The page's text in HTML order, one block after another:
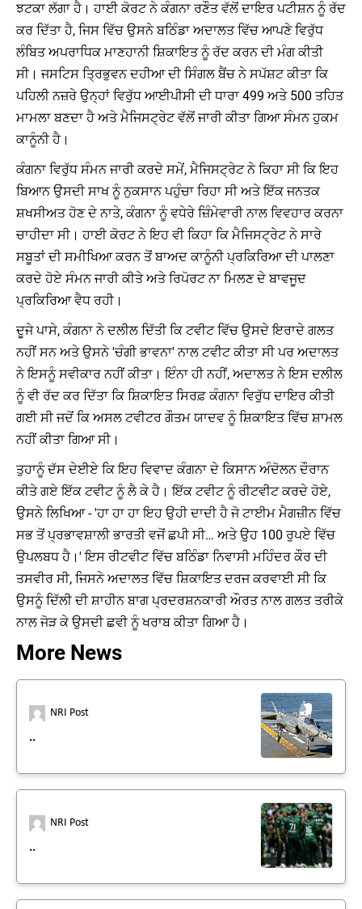
ਝਟਕਾ ਲੱਗਾ ਹੈ। ਹਾਈ ਕੋਰਟ ਨੇ ਕੰਗਨਾ ਰਣੌਤ ਵੱਲੋਂ ਦਾਇਰ ਪਟੀਸ਼ਨ ਨੂੰ ਰੱਦ
ਕਰ ਦਿੱਤਾ ਹੈ, ਜਿਸ ਵਿੱਚ ਉਸਨੇ ਬਠਿੰਡਾ ਅਦਾਲਤ ਵਿੱਚ ਆਪਣੇ ਵਿਰੁੱਧ
ਲੰਬਿਤ ਅਪਰਾਧਿਕ ਮਾਣਹਾਨੀ ਸ਼ਿਕਾਇਤ ਨੂੰ ਰੱਦ ਕਰਨ ਦੀ ਮੰਗ ਕੀਤੀ
ਸੀ। ਜਸਟਿਸ ਤ੍ਰਿਭੁਵਨ ਦਹੀਆ ਦੀ ਸਿੰਗਲ ਬੈਂਚ ਨੇ ਸਪੱਸ਼ਟ ਕੀਤਾ ਕਿ
ਪਹਿਲੀ ਨਜ਼ਰੇ ਉਨ੍ਹਾਂ ਵਿਰੁੱਧ ਆਈਪੀਸੀ ਦੀ ਧਾਰਾ 499 ਅਤੇ 500 ਤਹਿਤ
ਮਾਮਲਾ ਬਣਦਾ ਹੈ ਅਤੇ ਮੈਜਿਸਟ੍ਰੇਟ ਵੱਲੋਂ ਜਾਰੀ ਕੀਤਾ ਗਿਆ ਸੰਮਨ ਹੁਕਮ
ਕਾਨੂੰਨੀ ਹੈ।
ਕੰਗਨਾ ਵਿਰੁੱਧ ਸੰਮਨ ਜਾਰੀ ਕਰਦੇ ਸਮੇਂ, ਮੈਜਿਸਟ੍ਰੇਟ ਨੇ ਕਿਹਾ ਸੀ ਕਿ ਇਹ
ਬਿਆਨ ਉਸਦੀ ਸਾਖ ਨੂੰ ਨੁਕਸਾਨ ਪਹੁੰਚਾ ਰਿਹਾ ਸੀ ਅਤੇ ਇੱਕ ਜਨਤਕ
ਸ਼ਖਸੀਅਤ ਹੋਣ ਦੇ ਨਾਤੇ, ਕੰਗਨਾ ਨੂੰ ਵਧੇਰੇ ਜ਼ਿੰਮੇਵਾਰੀ ਨਾਲ ਵਿਵਹਾਰ ਕਰਨਾ
ਚਾਹੀਦਾ ਸੀ। ਹਾਈ ਕੋਰਟ ਨੇ ਇਹ ਵੀ ਕਿਹਾ ਕਿ ਮੈਜਿਸਟ੍ਰੇਟ ਨੇ ਸਾਰੇ
ਸਬੂਤਾਂ ਦੀ ਸਮੀਖਿਆ ਕਰਨ ਤੋਂ ਬਾਅਦ ਕਾਨੂੰਨੀ ਪ੍ਰਕਿਰਿਆ ਦੀ ਪਾਲਣਾ
ਕਰਦੇ ਹੋਏ ਸੰਮਨ ਜਾਰੀ ਕੀਤੇ ਅਤੇ ਰਿਪੋਰਟ ਨਾ ਮਿਲਣ ਦੇ ਬਾਵਜੂਦ
ਪ੍ਰਕਿਰਿਆ ਵੈਧ ਰਹੀ।
ਦੂਜੇ ਪਾਸੇ, ਕੰਗਨਾ ਨੇ ਦਲੀਲ ਦਿੱਤੀ ਕਿ ਟਵੀਟ ਵਿੱਚ ਉਸਦੇ ਇਰਾਦੇ ਗਲਤ
ਨਹੀਂ ਸਨ ਅਤੇ ਉਸਨੇ 'ਚੰਗੀ ਭਾਵਨਾ' ਨਾਲ ਟਵੀਟ ਕੀਤਾ ਸੀ ਪਰ ਅਦਾਲਤ
ਨੇ ਇਸਨੂੰ ਸਵੀਕਾਰ ਨਹੀਂ ਕੀਤਾ। ਇੰਨਾ ਹੀ ਨਹੀਂ, ਅਦਾਲਤ ਨੇ ਇਸ ਦਲੀਲ
ਨੂੰ ਵੀ ਰੱਦ ਕਰ ਦਿੱਤਾ ਕਿ ਸ਼ਿਕਾਇਤ ਸਿਰਫ਼ ਕੰਗਨਾ ਵਿਰੁੱਧ ਦਾਇਰ ਕੀਤੀ
ਗਈ ਸੀ ਜਦੋਂ ਕਿ ਅਸਲ ਟਵੀਟਰ ਗੌਤਮ ਯਾਦਵ ਨੂੰ ਸ਼ਿਕਾਇਤ ਵਿੱਚ ਸ਼ਾਮਲ
ਨਹੀਂ ਕੀਤਾ ਗਿਆ ਸੀ।
ਤੁਹਾਨੂੰ ਦੱਸ ਦੇਈਏ ਕਿ ਇਹ ਵਿਵਾਦ ਕੰਗਨਾ ਦੇ ਕਿਸਾਨ ਅੰਦੋਲਨ ਦੌਰਾਨ
ਕੀਤੇ ਗਏ ਇੱਕ ਟਵੀਟ ਨੂੰ ਲੈ ਕੇ ਹੈ। ਇੱਕ ਟਵੀਟ ਨੂੰ ਰੀਟਵੀਟ ਕਰਦੇ ਹੋਏ,
ਉਸਨੇ ਲਿਖਿਆ - 'ਹਾ ਹਾ ਹਾ ਇਹ ਉਹੀ ਦਾਦੀ ਹੈ ਜੋ ਟਾਈਮ ਮੈਗਜ਼ੀਨ ਵਿੱਚ
ਸਭ ਤੋਂ ਪ੍ਰਭਾਵਸ਼ਾਲੀ ਭਾਰਤੀ ਵਜੋਂ ਛਪੀ ਸੀ… ਅਤੇ ਉਹ 100 ਰੁਪਏ ਵਿੱਚ
ਉਪਲਬਧ ਹੈ।' ਇਸ ਰੀਟਵੀਟ ਵਿੱਚ ਬਠਿੰਡਾ ਨਿਵਾਸੀ ਮਹਿੰਦਰ ਕੌਰ ਦੀ
ਤਸਵੀਰ ਸੀ, ਜਿਸਨੇ ਅਦਾਲਤ ਵਿੱਚ ਸ਼ਿਕਾਇਤ ਦਰਜ ਕਰਵਾਈ ਸੀ ਕਿ
ਉਸਨੂੰ ਦਿੱਲੀ ਦੀ ਸ਼ਾਹੀਨ ਬਾਗ ਪ੍ਰਦਰਸ਼ਨਕਾਰੀ ਔਰਤ ਨਾਲ ਗਲਤ ਤਰੀਕੇ
ਨਾਲ ਜੋੜ ਕੇ ਉਸਦੀ ਛਵੀ ਨੂੰ ਖਰਾਬ ਕੀਤਾ ਗਿਆ ਹੈ।
More News
NRI Post
..
NRI Post
..